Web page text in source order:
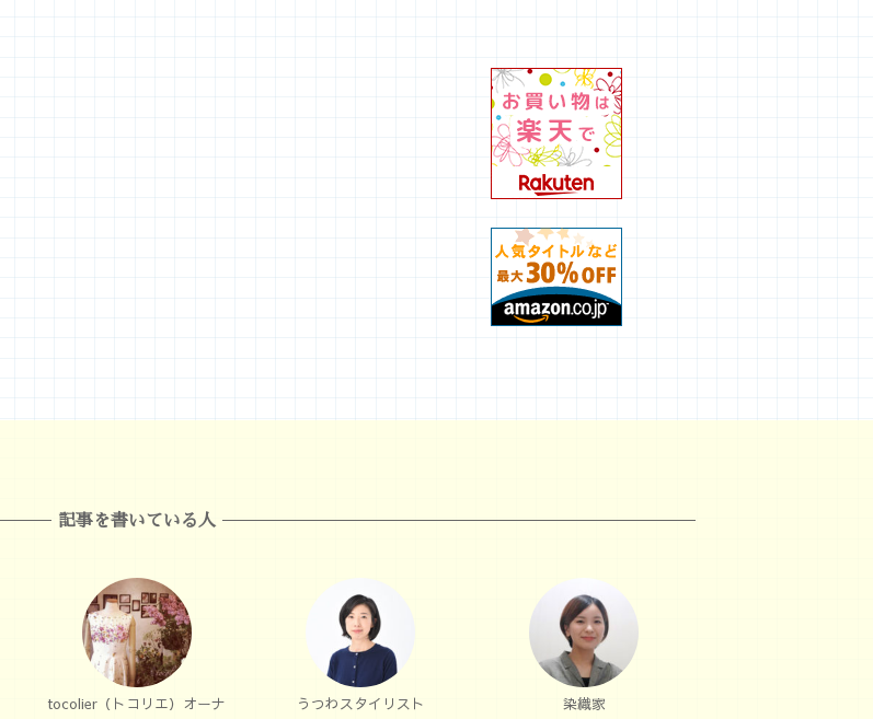
記事を書いている人
tocolier（トコリエ）オーナ
うつわスタイリスト 染織家